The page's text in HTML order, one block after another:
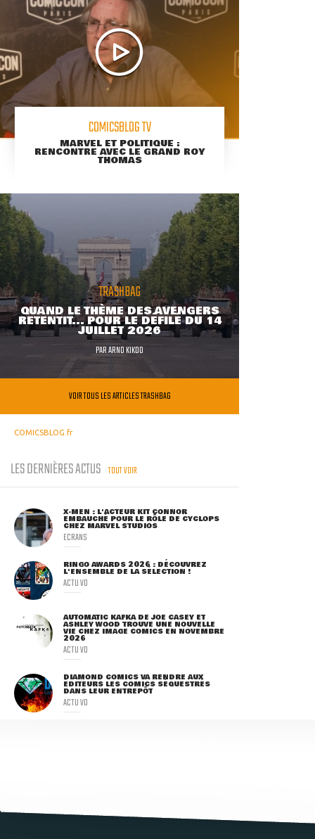
COMICSBLOG TV
MARVEL ET POLITIQUE :
RENCONTRE AVEC LE GRAND ROY
THOMAS
TRASHBAG
QUAND LE THÈME DES AVENGERS
RETENTIT... POUR LE DÉFILÉ DU 14
JUILLET 2026
PARARNO KIKOO
VOIR TOUS LES ARTICLES TRASHBAG
COMICSBLOG.fr
LES DERNIÈRES ACTUS TOUT VOIR
X-MEN : L'ACTEUR KIT CONNOR
EMBAUCHÉ POUR LE RÔLE DE CYCLOPS
CHEZ MARVEL STUDIOS
ECRANS
RINGO AWARDS 2026 : DÉCOUVREZ
L'ENSEMBLE DE LA SÉLECTION !
ACTU VO
AUTOMATIC KAFKA DE JOE CASEY ET
ASHLEY WOOD TROUVE UNE NOUVELLE
VIE CHEZ IMAGE COMICS EN NOVEMBRE
2026
ACTU VO
DIAMOND COMICS VA RENDRE AUX
ÉDITEURS LES COMICS SÉQUESTRÉS
DANS LEUR ENTREPÔT
ACTU VO